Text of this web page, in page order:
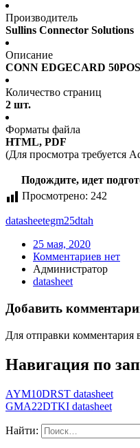
Производитель
Sullins Connector Solutions
Описание
CONN EDGECARD
Количество страниц
2 шт.
Форматы файла
HTML, PDF
(Для просмотра требуется
Подождите, идет
Просмотрено: 242
datasheetegm25dtah
25 мая, 2020
Комментариев нет
Администратор
datasheet
Добавить
Для отправки комментария
Навигация по
AYM10DRST datasheet
GMA22DTKI datasheet
Найти: